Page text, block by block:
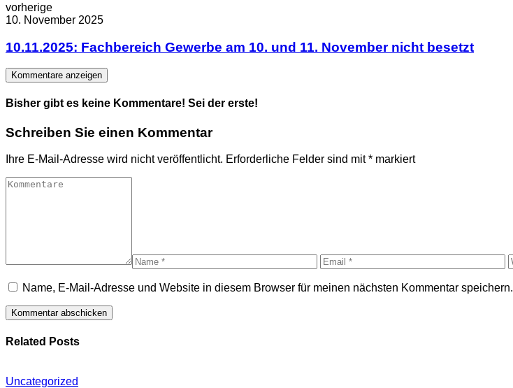
vorherige
10. November 2025
10.11.2025: Fachbereich Gewerbe am 10. und 11. November nicht besetzt
Kommentare anzeigen
Bisher gibt es keine Kommentare! Sei der erste!
Schreiben Sie einen Kommentar
Ihre E-Mail-Adresse wird nicht veröffentlicht. Erforderliche Felder sind mit* markiert
Name, E-Mail-Adresse und Website in diesem Browser für meinen nächsten Kommentar speichern.
Related Posts
Uncategorized